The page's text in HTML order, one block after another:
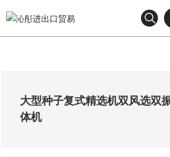
关于我们
大型种子复式精选机双风选双
体机